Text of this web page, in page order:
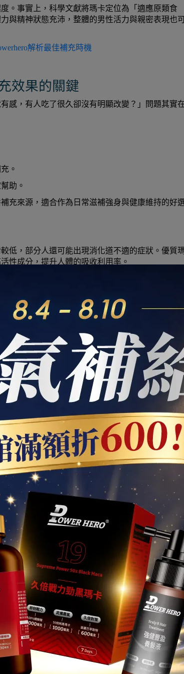
。事實上，科學文獻將瑪卡定位為「適應原類食
與精神狀態充沛，整體的男性活力與親密表現也
解析最佳補充時機
效果的關鍵
感，有人吃了很久卻沒有明顯改變？」問題其實
。
助。
充來源，適合作為日常滋補強身與健康維持的好
低，部分人還可能出現消化道不適的症狀。優質
性成分，提升人體的吸收利用率。
全面
配，打造多元營養組
男性日常體能基礎
的耐力基礎
、透納葉或天然鋅，這類複方成分可以讓保養更
特別注意
問題。瑪卡在秘魯有數千年的食用歷史。只要在
卡是安全的，並且不會出現明顯的不適反應。
萄糖苷。若碘攝取不足且長期大量食用，可能影
液中睪固酮或雌激素的濃度，但仍建議患有乳腺
安全性研究資料較少，基於保護原則，不建議自
藥物產生交互作用，請務必告知主治醫師。